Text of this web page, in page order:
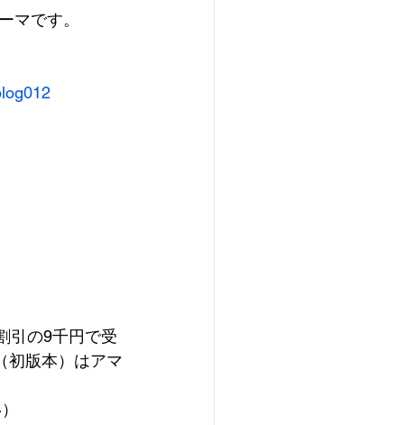
マです。
引の9千円で受
初版本）はアマ